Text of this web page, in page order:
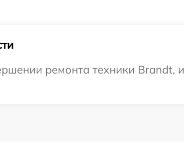
ремонта техники Brandt,